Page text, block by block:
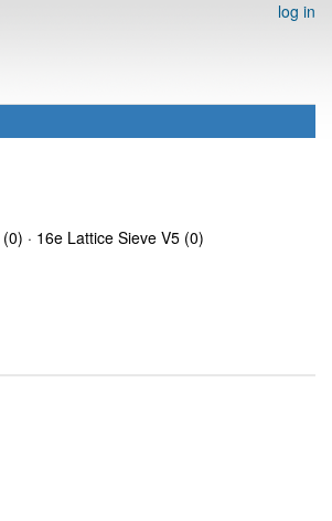
log in
(0) · 16e Lattice Sieve V5 (0)